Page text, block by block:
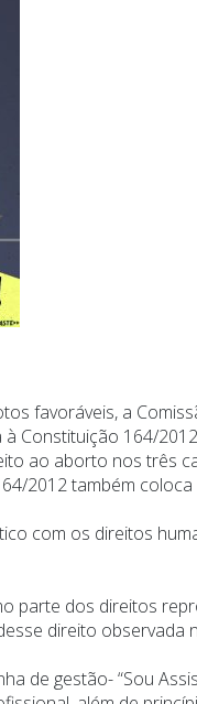
favoráveis, a
Constituição 164/
ao aborto nos três
2012 também
com os direitos
parte dos direitos
direito observada
de gestão- “Sou